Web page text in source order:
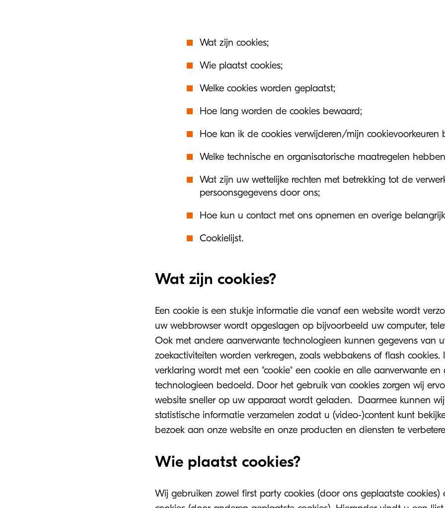
Wat zijn cookies;
Wie plaatst cookies;
Welke cookies worden geplaatst;
Hoe lang worden de cookies bewaard;
Hoe kan ik de cookies verwijderen/mijn cookievoorkeuren
Welke technische en organisatorische maatregelen
Wat zijn uw wettelijke rechten met betrekking tot de
persoonsgegevens door ons;
Hoe kun u contact met ons opnemen en overige
Cookielijst.
Wat zijn cookies?
Een cookie is een stukje informatie die vanaf een website wordt
uw webbrowser wordt opgeslagen op bijvoorbeeld uw computer,
Ook met andere aanverwante technologieen kunnen gegevens van
zoekactiviteiten worden verkregen, zoals webbakens of flash cookies.
verklaring wordt met een "cookie" een cookie en alle aanverwante en
technologieen bedoeld. Door het gebruik van cookies zorgen wij
website sneller op uw apparaat wordt geladen. Daarmee kunnen
statistische informatie verzamelen zodat u (video-)content kunt
bezoek aan onze website en onze producten en diensten te
Wie plaatst cookies?
Wij gebruiken zowel first party cookies (door ons geplaatste